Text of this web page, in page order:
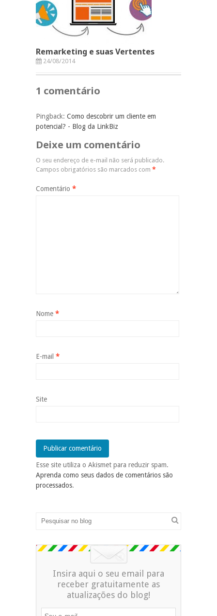
Remarketing e suas Vertentes
24/08/2014
1 comentário
Pingback: Como descobrir um cliente em
potencial? - Blog da LinkBiz
Deixe um comentário
O seu endereço de e-mail não será publicado.
Campos obrigatórios são marcados com *
Comentário *
Nome *
E-mail *
Site
Esse site utiliza o Akismet para reduzir spam.
Aprenda como seus dados de comentários são
processados.
Insira aqui o seu email para
receber gratuitamente as
atualizações do blog!